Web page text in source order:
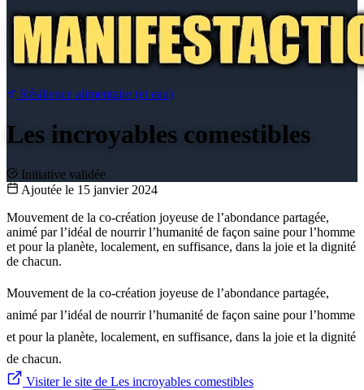
Résilience alimentaire (et eau)
Les incroyables comestibles
Initiative validée
Ajoutée le 15 janvier 2024
Mouvement de la co-création joyeuse de l’abondance partagée,
animé par l’idéal de nourrir l’humanité de façon saine pour l’homme
et pour la planète, localement, en suffisance, dans la joie et la dignité
de chacun.
Mouvement de la co-création joyeuse de l’abondance partagée,
animé par l’idéal de nourrir l’humanité de façon saine pour l’homme
et pour la planète, localement, en suffisance, dans la joie et la dignité
de chacun.
Visiter le site de Les incroyables comestibles